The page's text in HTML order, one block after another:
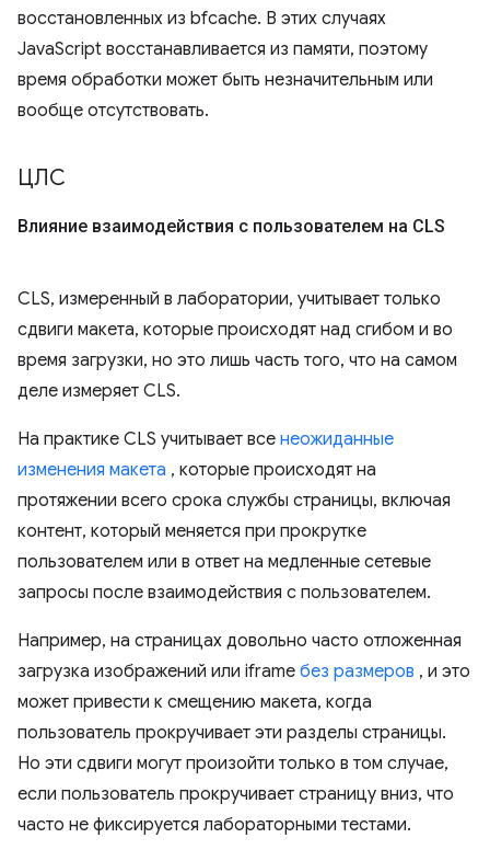
восстановленных из bfcache. В этих случаях
JavaScript восстанавливается из памяти, поэтому
время обработки может быть незначительным или
вообще отсутствовать.
ЦЛС
Влияние взаимодействия с пользователем на CLS
CLS, измеренный в лаборатории, учитывает только
сдвиги макета, которые происходят над сгибом и во
время загрузки, но это лишь часть того, что на самом
деле измеряет CLS.
На практике CLS учитывает все неожиданные
изменения макета , которые происходят на
протяжении всего срока службы страницы, включая
контент, который меняется при прокрутке
пользователем или в ответ на медленные сетевые
запросы после взаимодействия с пользователем.
Например, на страницах довольно часто отложенная
загрузка изображений или iframe без размеров , и это
может привести к смещению макета, когда
пользователь прокручивает эти разделы страницы.
Но эти сдвиги могут произойти только в том случае,
если пользователь прокручивает страницу вниз, что
часто не фиксируется лабораторными тестами.